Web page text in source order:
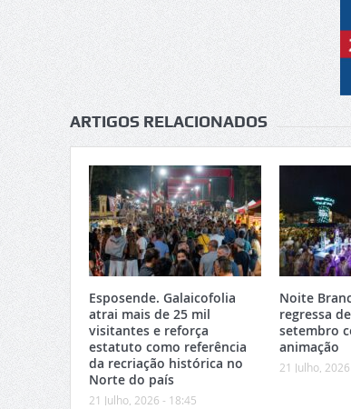
ARTIGOS RELACIONADOS
Esposende. Galaicofolia
atrai mais de 25 mil
visitantes e reforça
estatuto como referência
da recriação histórica no
Norte do país
21 Julho, 2026 - 18:45
Noite
regressa
setembro
animação
21 Julho,